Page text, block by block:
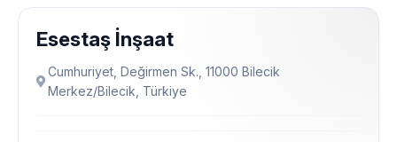
Esestaş İnşaat
Cumhuriyet, Değirmen Sk., 11000 Bilecik
Merkez/Bilecik, Türkiye